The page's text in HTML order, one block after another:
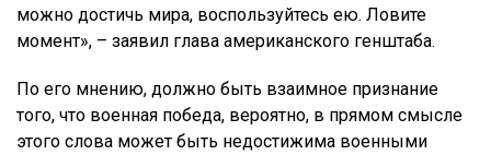
можно достичь мира, воспользуйтесь ею. Ловите
момент», – заявил глава американского генштаба.
По его мнению, должно быть взаимное признание
того, что военная победа, вероятно, в прямом смысле
этого слова может быть недостижима военными